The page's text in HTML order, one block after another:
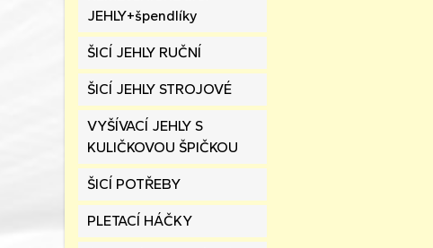
JEHLY+špendlíky
ŠICÍ JEHLY RUČNÍ
ŠICÍ JEHLY STROJOVÉ
VYŠÍVACÍ JEHLY S
KULIČKOVOU ŠPIČKOU
ŠICÍ POTŘEBY
PLETACÍ HÁČKY